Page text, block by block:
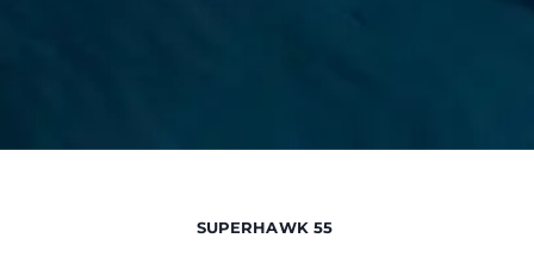
SUPERHAWK 55